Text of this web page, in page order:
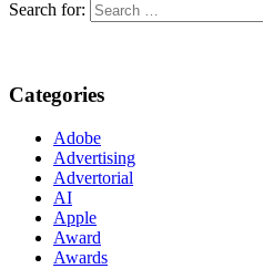
Search for:
Categories
Adobe
Advertising
Advertorial
AI
Apple
Award
Awards